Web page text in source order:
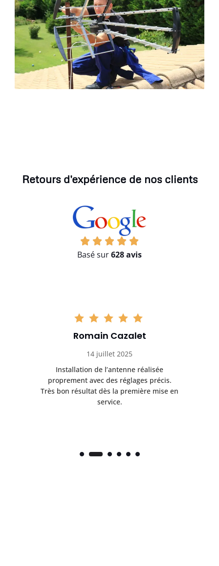
Retours d'expérience de nos clients
Basé sur628 avis
Romain Cazalet
14 juillet 2025
Installation de l’antenne réalisée
proprement avec des réglages précis.
Très bon résultat dès la première mise en
service.